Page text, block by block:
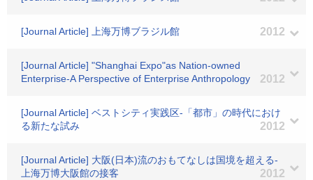
[Journal Article] 上海万博ブラジル館 2012
[Journal Article] "Shanghai Expo"as Nation-owned
Enterprise-A Perspective of Enterprise Anthropology
2012
[Journal Article] ベストシティ実践区-「都市」の時代におけ
る新たな試み
2012
[Journal Article] 大阪(日本)流のおもてなしは国境を超える-
上海万博大阪館の接客
2012